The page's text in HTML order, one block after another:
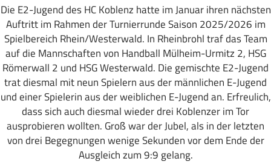
Die E2-Jugend des HC Koblenz hatte im Januar ihren nächsten
Auftritt im Rahmen der Turnierrunde Saison 2025/2026 im
Spielbereich Rhein/Westerwald. In Rheinbrohl traf das Team
auf die Mannschaften von Handball Mülheim-Urmitz 2, HSG
Römerwall 2 und HSG Westerwald. Die gemischte E2-Jugend
trat diesmal mit neun Spielern aus der männlichen E-Jugend
und einer Spielerin aus der weiblichen E-Jugend an. Erfreulich,
dass sich auch diesmal wieder drei Koblenzer im Tor
ausprobieren wollten. Groß war der Jubel, als in der letzten
von drei Begegnungen wenige Sekunden vor dem Ende der
Ausgleich zum 9:9 gelang.